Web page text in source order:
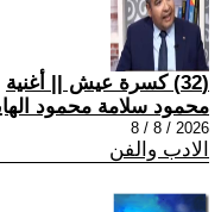
(32) كسرة عيش || أغنية
محمود سلامة محمود
2026 / 8 / 8
الادب والفن